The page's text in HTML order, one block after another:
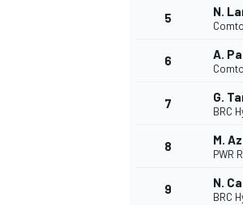
NASCAR CUP
5 N.
6 A.
7 G.
BRC
8 M.
PWR
9 N.
BRC